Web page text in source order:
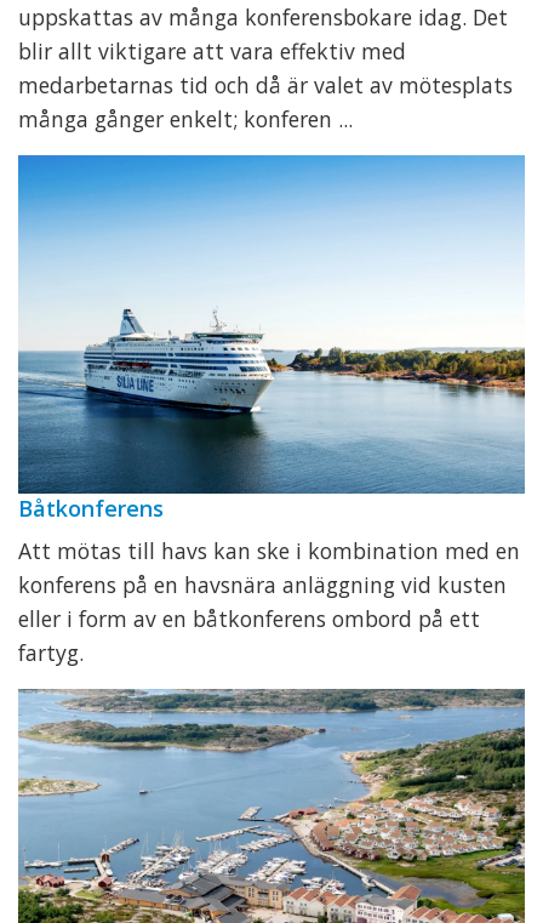
uppskattas av många konferensbokare idag. Det
blir allt viktigare att vara effektiv med
medarbetarnas tid och då är valet av mötesplats
många gånger enkelt; konferen ...
Båtkonferens
Att mötas till havs kan ske i kombination med en
konferens på en havsnära anläggning vid kusten
eller i form av en båtkonferens ombord på ett
fartyg.